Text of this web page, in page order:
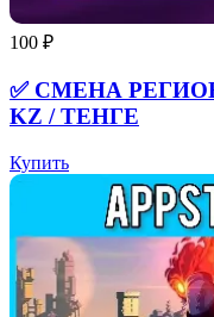
100 ₽
✅ СМЕНА
KZ / ТЕНГЕ
Купить